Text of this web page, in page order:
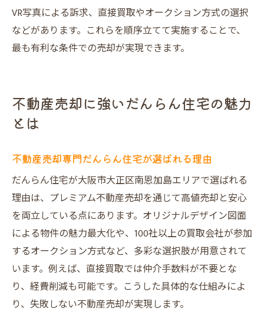
直接買取やオークション方式のメリット比較
不動産売却で直接買取を選ぶ際のポイント
オークション方式による高額売却の実現例
買取業者比較で最適な不動産売却先を見極
め
売却方法別のメリットと注意点を徹底解説
高評価だんらん住宅で得られる安心と満足
不動産売却で高評価を得るだんらん住宅の
強み
口コミ多数の安心サポート体制を徹底紹介
売却後の満足度を支えるアフターフォロー
不動産売却の悩みを丁寧に解決する対応力
実際の売主インタビューから見る売却成功
例
VR写真による訴求、直接買取やオークション方式の選択
などがあります。これらを順序立てて実施することで、
最も有利な条件での売却が実現できます。
不動産売却に強いだんらん住宅の魅力
とは
不動産売却専門だんらん住宅が選ばれる理由
だんらん住宅が大阪市大正区南恩加島エリアで選ばれる
理由は、プレミアム不動産売却を通じて高値売却と安心
を両立している点にあります。オリジナルデザイン図面
による物件の魅力最大化や、100社以上の買取会社が参加
するオークション方式など、多彩な選択肢が用意されて
います。例えば、直接買取では仲介手数料が不要とな
り、経費削減も可能です。こうした具体的な仕組みによ
り、失敗しない不動産売却が実現します。